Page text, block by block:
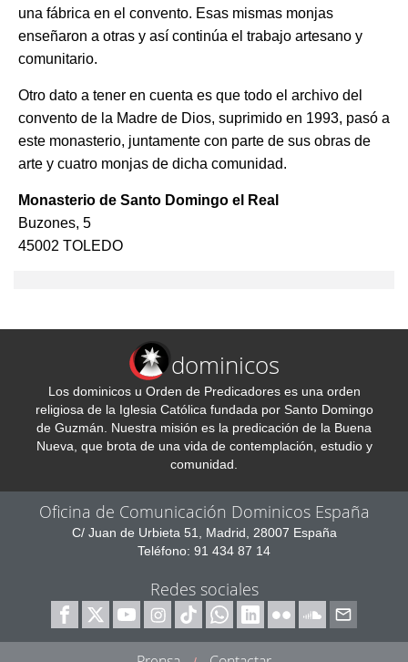
una fábrica en el convento. Esas mismas monjas
enseñaron a otras y así continúa el trabajo artesano y
comunitario.
Otro dato a tener en cuenta es que todo el archivo del
convento de la Madre de Dios, suprimido en 1993, pasó a
este monasterio, juntamente con parte de sus obras de
arte y cuatro monjas de dicha comunidad.
Monasterio de Santo Domingo el Real
Buzones, 5
45002 TOLEDO
dominicos
Los dominicos u Orden de Predicadores es una orden
religiosa de la Iglesia Católica fundada por Santo Domingo
de Guzmán. Nuestra misión es la predicación de la Buena
Nueva, que brota de una vida de contemplación, estudio y
comunidad.
Oficina de Comunicación Dominicos España
C/ Juan de Urbieta 51, Madrid, 28007 España
Teléfono: 91 434 87 14
Redes sociales